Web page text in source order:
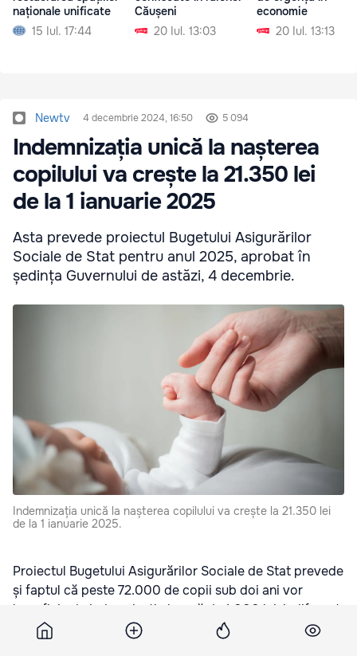
naționale unificate
15 Iul. 17:44
Căușeni
20 Iul. 13:03
economie
20 Iul. 13:13
Newtv 4 decembrie 2024, 16:50 5 094
Indemnizația unică la nașterea
copilului va crește la 21.350 lei
de la 1 ianuarie 2025
Asta prevede proiectul Bugetului Asigurărilor
Sociale de Stat pentru anul 2025, aprobat în
ședința Guvernului de astăzi, 4 decembrie.
Indemnizația unică la nașterea copilului va crește la 21.350 lei
de la 1 ianuarie 2025.
Proiectul Bugetului Asigurărilor Sociale de Stat prevede
și faptul că peste 72.000 de copii sub doi ani vor
beneficia de indemnizația lunară de 1.000 lei, indiferent
dacă părinții sunt asigurați sau nu, relatează
newtv.md